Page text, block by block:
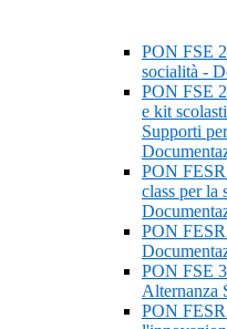
PON FSE
socialità -
PON FSE
e kit
Supporti
PON
class per la
PON
PON FSE
Alternanza
PON